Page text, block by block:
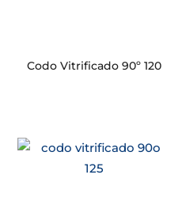
Codo Vitrificado 90º 120